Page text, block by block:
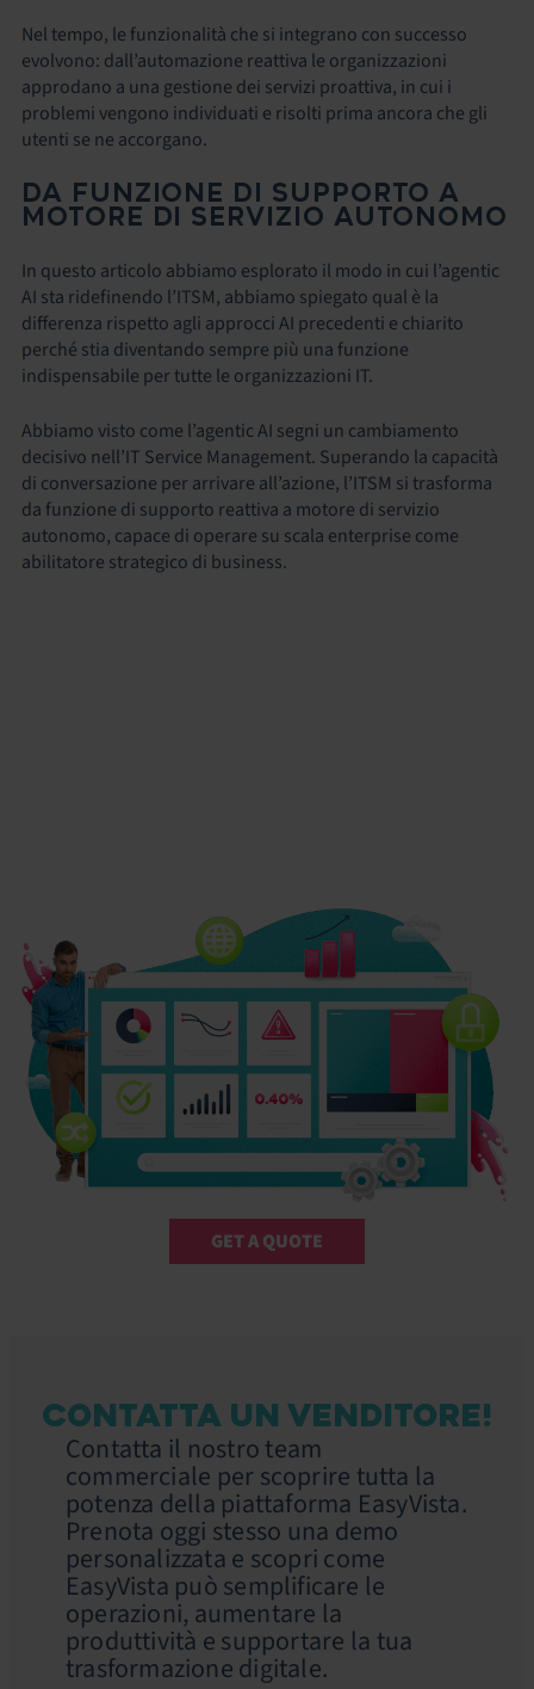
GET A QUOTE
Nel tempo, le funzionalità che si integrano con successo
evolvono: dall’automazione reattiva le organizzazioni
approdano a una gestione dei servizi proattiva, in cui i
problemi vengono individuati e risolti prima ancora che gli
utenti se ne accorgano.
DA FUNZIONE DI SUPPORTO A
MOTORE DI SERVIZIO AUTONOMO
In questo articolo abbiamo esplorato il modo in cui l’agentic
AI sta ridefinendo l’ITSM, abbiamo spiegato qual è la
differenza rispetto agli approcci AI precedenti e chiarito
perché stia diventando sempre più una funzione
indispensabile per tutte le organizzazioni IT.
Abbiamo visto come l’agentic AI segni un cambiamento
decisivo nell’IT Service Management. Superando la capacità
di conversazione per arrivare all’azione, l’ITSM si trasforma
da funzione di supporto reattiva a motore di servizio
autonomo, capace di operare su scala enterprise come
abilitatore strategico di business.
CONTATTA UN VENDITORE!
Contatta il nostro team
commerciale per scoprire tutta la
potenza della piattaforma EasyVista.
Prenota oggi stesso una demo
personalizzata e scopri come
EasyVista può semplificare le
operazioni, aumentare la
produttività e supportare la tua
trasformazione digitale.